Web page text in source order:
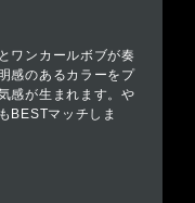
ワンカールボブが奏
感のあるカラーをプ
感が生まれます。や
BESTマッチしま